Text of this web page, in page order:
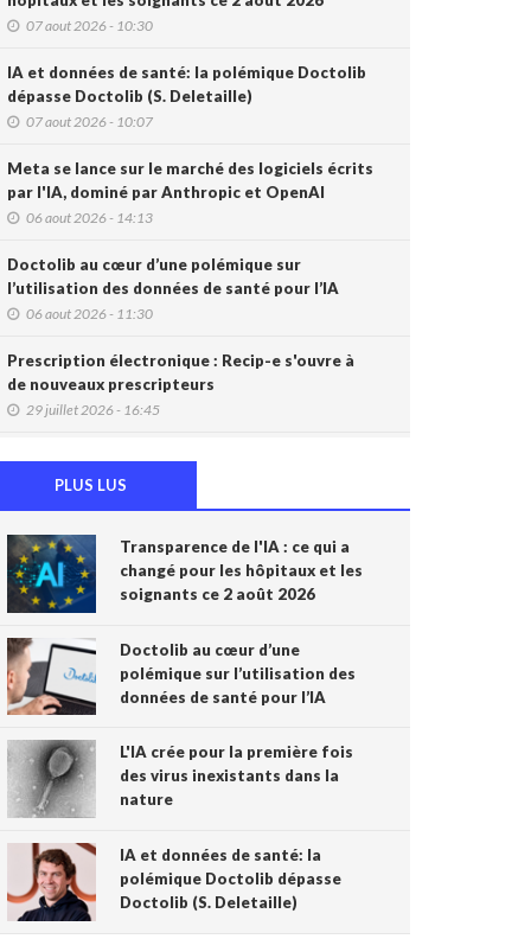
07 aout 2026 - 10:30
IA et données de santé: la polémique Doctolib
dépasse Doctolib (S. Deletaille)
07 aout 2026 - 10:07
Meta se lance sur le marché des logiciels écrits
par l'IA, dominé par Anthropic et OpenAI
06 aout 2026 - 14:13
Doctolib au cœur d’une polémique sur
l’utilisation des données de santé pour l’IA
06 aout 2026 - 11:30
Prescription électronique : Recip-e s'ouvre à
de nouveaux prescripteurs
29 juillet 2026 - 16:45
accès non autorisés (Ordre)
IA et prévention : une nouvelle génération de
check-up médicaux arrive
24 juillet 2026 - 09:14
France: le Parlement interdit les réseaux
sociaux aux moins de 15 ans, première en
Europe
L'Ares finance un projet d'IA pour renforcer le
diagnostic de la malaria en RDC
17 juillet 2026 - 14:55
Une box connectée belge pour simplifier le
travail des soignants
15 juillet 2026 - 11:24
PLUS LUS
Transparence de l'IA : ce qui a
changé pour les hôpitaux et les
soignants ce 2 août 2026
Doctolib au cœur d’une
polémique sur l’utilisation des
données de santé pour l’IA
L'IA crée pour la première fois
des virus inexistants dans la
nature
IA et données de santé: la
polémique Doctolib dépasse
Doctolib (S. Deletaille)